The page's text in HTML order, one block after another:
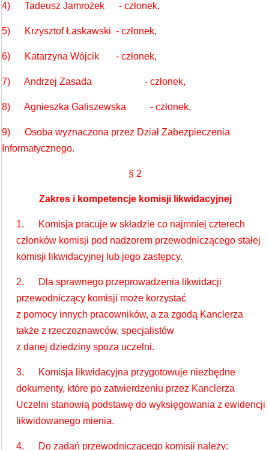
4) Tadeusz Jamrożek - członek,
5) Krzysztof Łaskawski - członek,
6) Katarzyna Wójcik - członek,
7) Andrzej Zasada - członek,
8) Agnieszka Galiszewska - członek,
9) Osoba wyznaczona przez Dział Zabezpieczenia
Informatycznego.
§ 2
Zakres i kompetencje komisji likwidacyjnej
1. Komisja pracuje w składzie co najmniej czterech
członków komisji pod nadzorem przewodniczącego stałej
komisji likwidacyjnej lub jego zastępcy.
2. Dla sprawnego przeprowadzenia likwidacji
przewodniczący komisji może korzystać
z pomocy innych pracowników, a za zgodą Kanclerza
także z rzeczoznawców, specjalistów
z danej dziedziny spoza uczelni.
3. Komisja likwidacyjna przygotowuje niezbędne
dokumenty, które po zatwierdzeniu przez Kanclerza
Uczelni stanowią podstawę do wyksięgowania z ewidencji
likwidowanego mienia.
4. Do zadań przewodniczącego komisji należy: